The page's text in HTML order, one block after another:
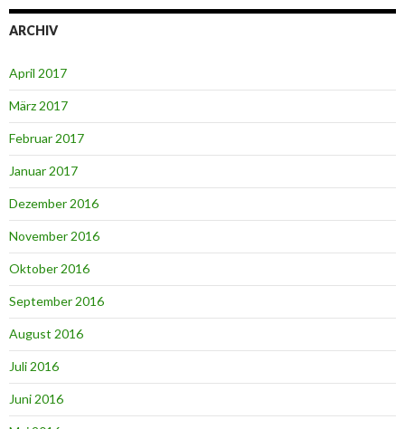
ARCHIV
April 2017
März 2017
Februar 2017
Januar 2017
Dezember 2016
November 2016
Oktober 2016
September 2016
August 2016
Juli 2016
Juni 2016